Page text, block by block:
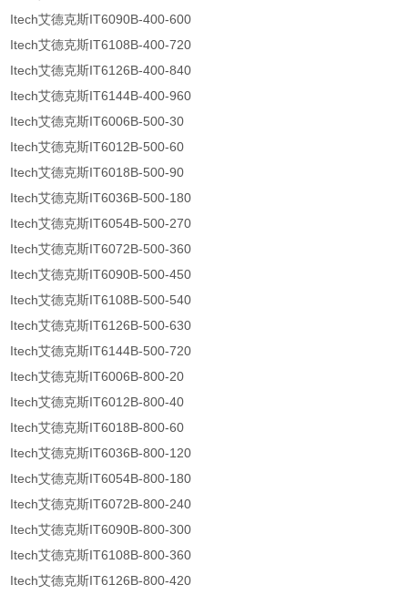
Itech艾德克斯IT6090B-400-600
Itech艾德克斯IT6108B-400-720
Itech艾德克斯IT6126B-400-840
Itech艾德克斯IT6144B-400-960
Itech艾德克斯IT6006B-500-30
Itech艾德克斯IT6012B-500-60
Itech艾德克斯IT6018B-500-90
Itech艾德克斯IT6036B-500-180
Itech艾德克斯IT6054B-500-270
Itech艾德克斯IT6072B-500-360
Itech艾德克斯IT6090B-500-450
Itech艾德克斯IT6108B-500-540
Itech艾德克斯IT6126B-500-630
Itech艾德克斯IT6144B-500-720
Itech艾德克斯IT6006B-800-20
Itech艾德克斯IT6012B-800-40
Itech艾德克斯IT6018B-800-60
Itech艾德克斯IT6036B-800-120
Itech艾德克斯IT6054B-800-180
Itech艾德克斯IT6072B-800-240
Itech艾德克斯IT6090B-800-300
Itech艾德克斯IT6108B-800-360
Itech艾德克斯IT6126B-800-420